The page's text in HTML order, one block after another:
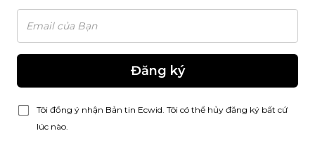
Đăng ký
Tôi đồng ý nhận Bản tin Ecwid. Tôi có thể hủy đăng ký bất cứ
lúc nào.